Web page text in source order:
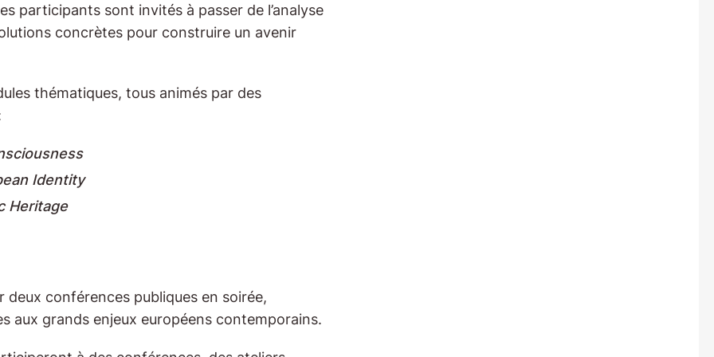
participants sont invités à passer de l’analyse
concrètes pour construire un avenir
thématiques, tous animés par des
Identity
Heritage
conférences publiques en soirée,
aux grands enjeux européens contemporains.